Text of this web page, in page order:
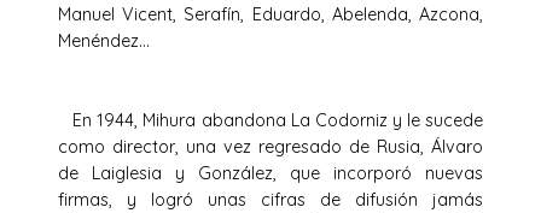
Manuel Vicent, Serafín, Eduardo, Abelenda, Azcona,
Menéndez…
En 1944, Mihura abandona La Codorniz y le sucede
como director, una vez regresado de Rusia, Álvaro
de Laiglesia y González, que incorporó nuevas
firmas, y logró unas cifras de difusión jamás